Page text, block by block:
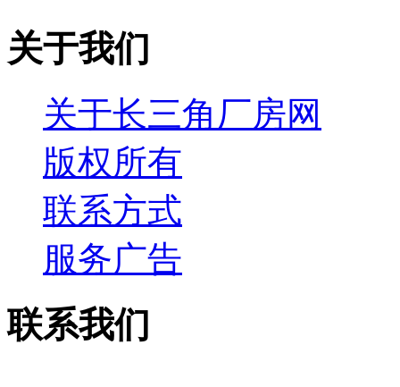
关于我们
关于长三角厂房网
版权所有
联系方式
服务广告
联系我们